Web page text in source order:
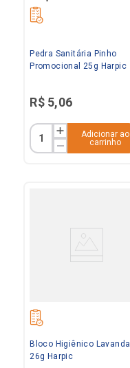
Pedra Sanitária Pinho
Promocional 25g Harpic
R$ 5,06
Adicionar ao
carrinho
Bloco Higiênico Lavanda
26g Harpic